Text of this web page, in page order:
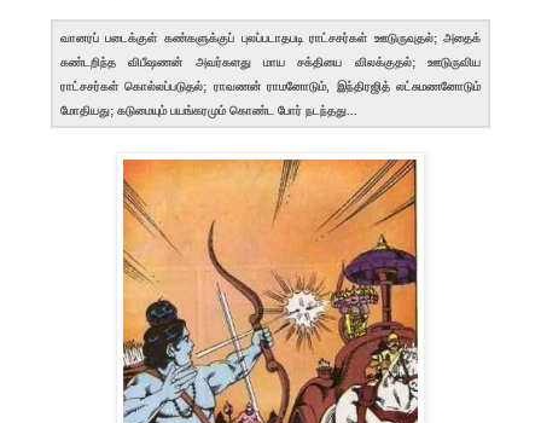
வானரப் படைக்குள் கண்களுக்குப் புலப்படாதபடி ராட்சசர்கள் ஊடுருவுதல்; அதைக்
கண்டறிந்த விபீஷணன் அவர்களது மாய சக்தியை விலக்குதல்; ஊடுருவிய
ராட்சசர்கள் கொல்லப்படுதல்; ராவணன் ராமனோடும், இந்திரஜித் லட்சுமணனோடும்
மோதியது; கடுமையும் பயங்கரமும் கொண்ட போர் நடந்தது...